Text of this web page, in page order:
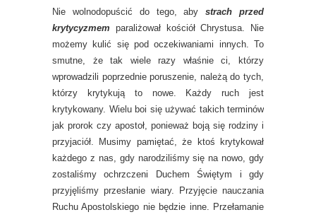
Nie wolnodopuścić do tego, abystrach przed
krytycyzmem paraliżował kościół Chrystusa. Nie
możemy kulić się pod oczekiwaniami innych. To
smutne, że tak wiele razy właśnie ci, którzy
wprowadzili poprzednie poruszenie, należą do tych,
którzy krytykują to nowe. Każdy ruch jest
krytykowany. Wielu boi się używać takich terminów
jak prorok czy apostoł, ponieważ boją się rodziny i
przyjaciół. Musimy pamiętać, że ktoś krytykował
każdego z nas, gdy narodziliśmy się na nowo, gdy
zostaliśmy ochrzczeni Duchem Świętym i gdy
przyjęliśmy przesłanie wiary. Przyjęcie nauczania
Ruchu Apostolskiego nie będzie inne. Przełamanie